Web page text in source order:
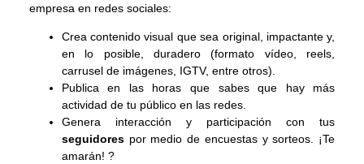
empresa en redes sociales:
Crea contenido visual que sea original, impactante y,
en lo posible, duradero (formato vídeo, reels,
carrusel de imágenes, IGTV, entre otros).
Publica en las horas que sabes que hay más
actividad de tu público en las redes.
Genera interacción y participación con tus
seguidorespor medio de encuestas y sorteos. ¡Te
amarán! ?